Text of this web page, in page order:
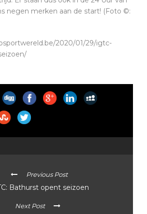
negen merken aan de start! (Foto ©:
2020/01/29/igtc-
Previous Post
Bathurst opent seizoen
Next Post